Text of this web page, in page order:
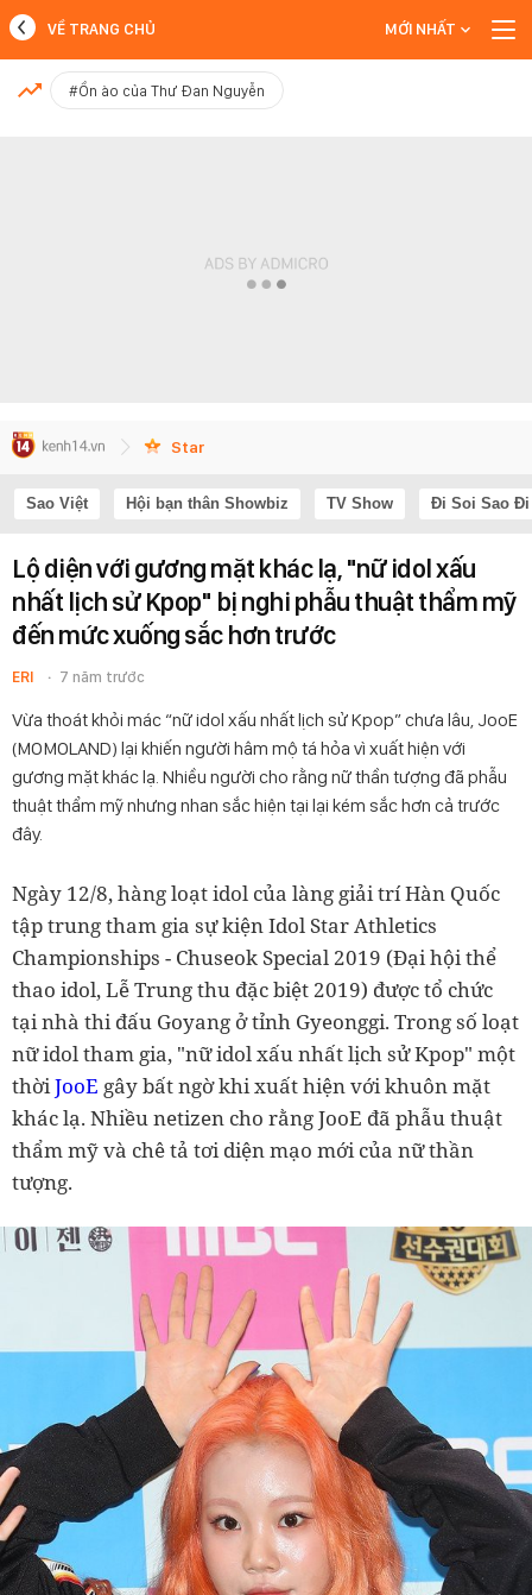
MỚI NHẤT
VỀ TRANG CHỦ MỚI NHẤT
#Ồn ào của Thư Đan Nguyễn
Star
Sao Việt Hội bạn thân Showbiz TV Show Đi Soi Sao Đi
Lộ diện với gương mặt khác lạ, "nữ idol xấu
nhất lịch sử Kpop" bị nghi phẫu thuật thẩm mỹ
đến mức xuống sắc hơn trước
ERI 7 năm trước
Vừa thoát khỏi mác “nữ idol xấu nhất lịch sử Kpop” chưa lâu, JooE
(MOMOLAND) lại khiến người hâm mộ tá hỏa vì xuất hiện với
gương mặt khác lạ. Nhiều người cho rằng nữ thần tượng đã phẫu
thuật thẩm mỹ nhưng nhan sắc hiện tại lại kém sắc hơn cả trước
đây.
Ngày 12/8, hàng loạt idol của làng giải trí Hàn Quốc
tập trung tham gia sự kiện Idol Star Athletics
Championships - Chuseok Special 2019 (Đại hội thể
thao idol, Lễ Trung thu đặc biệt 2019) được tổ chức
tại nhà thi đấu Goyang ở tỉnh Gyeonggi. Trong số loạt
nữ idol tham gia, "nữ idol xấu nhất lịch sử Kpop" một
thờiJooE gây bất ngờ khi xuất hiện với khuôn mặt
khác lạ. Nhiều netizen cho rằng JooE đã phẫu thuật
thẩm mỹ và chê tả tơi diện mạo mới của nữ thần
tượng.